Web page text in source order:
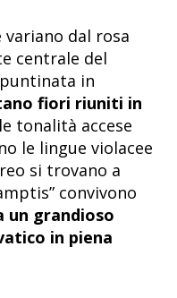
variano dal rosa
centrale del
in
fiori riuniti in
tonalità accese
le lingue violacee
si trovano a
convivono
un grandioso
in piena